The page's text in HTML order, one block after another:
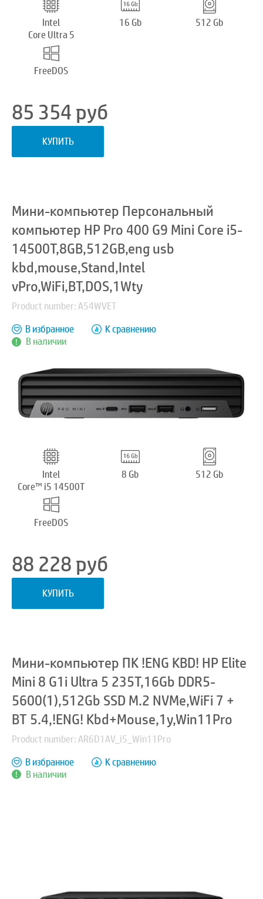
Intel
Core Ultra 5
16 Gb 512 Gb
FreeDOS
85 354руб
КУПИТЬ
Мини-компьютер Персональный
компьютер HP Pro 400 G9 Mini Core i5-
14500T,8GB,512GB,eng usb
kbd,mouse,Stand,Intel
vPro,WiFi,BT,DOS,1Wty
Product number: A54WVET
В наличии
В избранное К сравнению
Intel
Core™ i5 14500T
8 Gb 512 Gb
FreeDOS
88 228руб
КУПИТЬ
Мини-компьютер ПК !ENG KBD! HP Elite
Mini 8 G1i Ultra 5 235T,16Gb DDR5-
5600(1),512Gb SSD M.2 NVMe,WiFi 7 +
BT 5.4,!ENG! Kbd+Mouse,1y,Win11Pro
Product number: AR6D1AV_i5_Win11Pro
В наличии
В избранное К сравнению